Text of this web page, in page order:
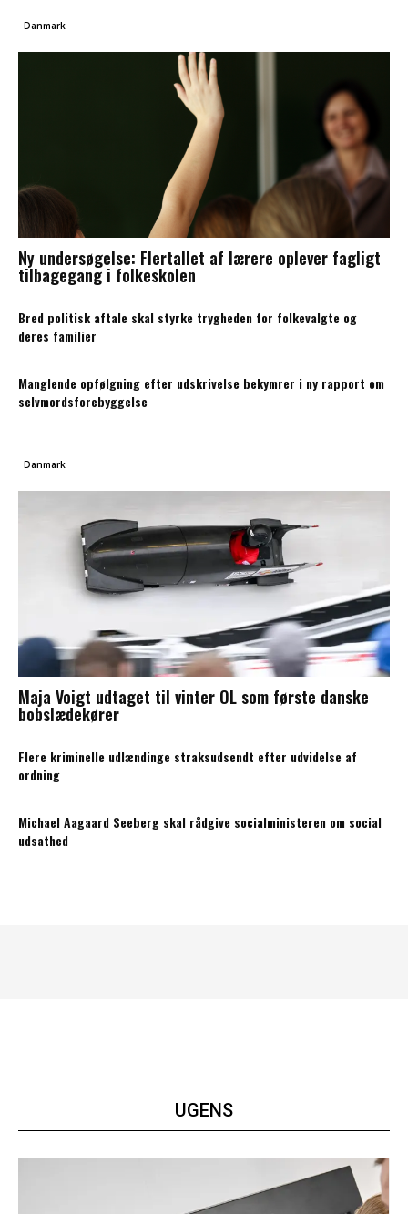
Danmark
Ny undersøgelse: Flertallet af lærere oplever fagligt
tilbagegang i folkeskolen
Bred politisk aftale skal styrke trygheden for folkevalgte og
deres familier
Manglende opfølgning efter udskrivelse bekymrer i ny rapport om
selvmordsforebyggelse
Danmark
Maja Voigt udtaget til vinter OL som første danske
bobslædekører
Flere kriminelle udlændinge straksudsendt efter udvidelse af
ordning
Michael Aagaard Seeberg skal rådgive socialministeren om social
udsathed
UGENS